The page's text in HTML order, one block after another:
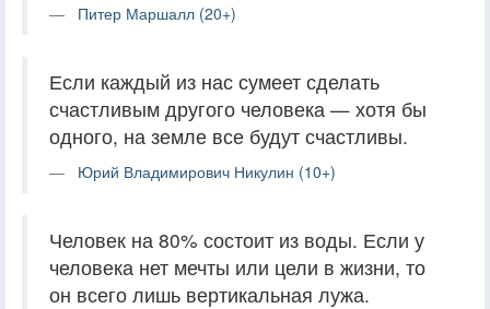
Питер Маршалл (20+)
Если каждый из нас сумеет сделать
счастливым другого человека — хотя бы
одного, на земле все будут счастливы.
Юрий Владимирович Никулин (10+)
Человек на 80% состоит из воды. Если у
человека нет мечты или цели в жизни, то
он всего лишь вертикальная лужа.